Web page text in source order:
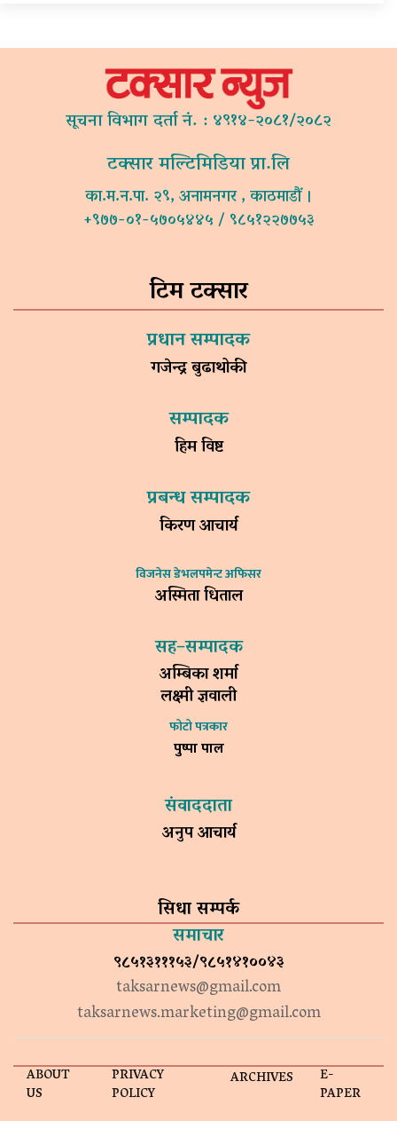
सूचना विभाग दर्ता नं. : ४९१४-२०८१/२०८२
टक्सार मल्टिमिडिया प्रा.लि
का.म.न.पा. २९, अनामनगर , काठमाडौं ।
+९७७-०१-५७०५४४५ / ९८५१२२७७५३
टिम टक्सार
प्रधान सम्पादक
गजेन्द्र बुढाथोकी
सम्पादक
हिम विष्ट
प्रबन्ध सम्पादक
किरण आचार्य
विजनेस डेभलपमेन्ट अफिसर
अस्मिता धिताल
सह–सम्पादक
अम्बिका शर्मा
लक्ष्मी ज्ञवाली
फोटो पत्रकार
पुष्पा पाल
संवाददाता
अनुप आचार्य
सिधा सम्पर्क
समाचार
९८५१३१११५३/९८५१४१००४३
taksarnews@gmail.com
taksarnews.marketing@gmail.com
ABOUT
US
PRIVACY
POLICY
ARCHIVES E-
PAPER